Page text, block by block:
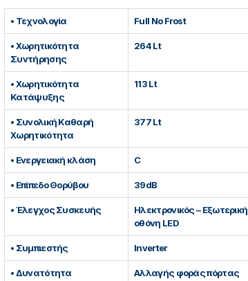
• Τεχνολογία Full No Frost
• Χωρητικότητα
Συντήρησης
264 Lt
• Χωρητικότητα
Κατάψυξης
113 Lt
• Συνολική Καθαρή
Χωρητικότητα
377 Lt
• Ενεργειακή κλάση C
• Επίπεδο Θορύβου 39dB
• Έλεγχος Συσκευής
Ηλεκτρονικός – Εξωτερική
οθόνη LED
• Συμπιεστής Inverter
• Δυνατότητα Αλλαγής φοράς πόρτας